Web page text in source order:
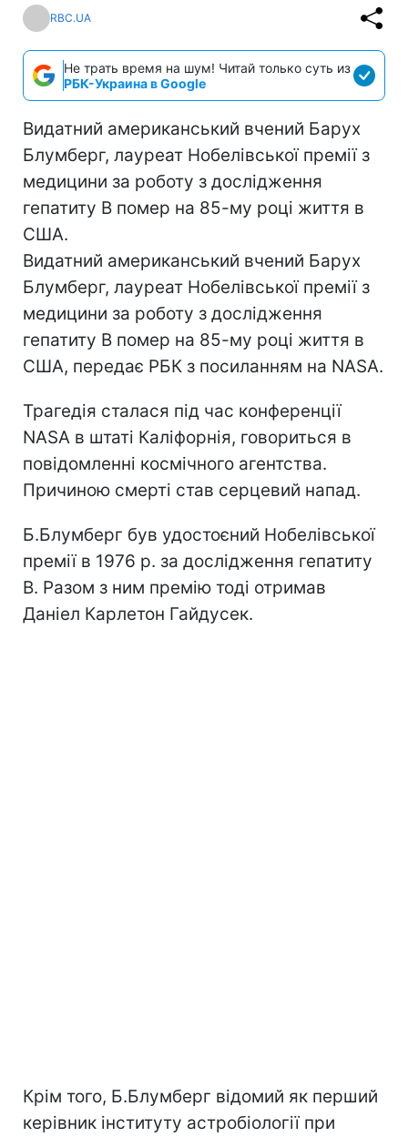
RBC.UA
Не трать время на шум! Читай только суть из
РБК-Украина в Google
Видатний американський вчений Барух
Блумберг, лауреат Нобелівської премії з
медицини за роботу з дослідження
гепатиту B помер на 85-му році життя в
США.
Видатний американський вчений Барух
Блумберг, лауреат Нобелівської премії з
медицини за роботу з дослідження
гепатиту B помер на 85-му році життя в
США, передає РБК з посиланням на NASA.
Трагедія сталася під час конференції
NASA в штаті Каліфорнія, говориться в
повідомленні космічного агентства.
Причиною смерті став серцевий напад.
Б.Блумберг був удостоєний Нобелівської
премії в 1976 р. за дослідження гепатиту
B. Разом з ним премію тоді отримав
Даніел Карлетон Гайдусек.
Крім того, Б.Блумберг відомий як перший
керівник інституту астробіології при